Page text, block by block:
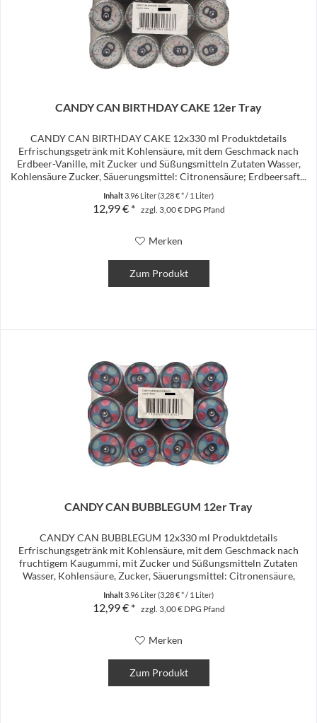
CANDY CAN BIRTHDAY CAKE 12er Tray
CANDY CAN BIRTHDAY CAKE 12x330 ml Produktdetails
Erfrischungsgetränk mit Kohlensäure, mit dem Geschmack nach
Erdbeer-Vanille, mit Zucker und Süßungsmitteln Zutaten Wasser,
Kohlensäure Zucker, Säuerungsmittel: Citronensäure; Erdbeersaft...
Inhalt3.96 Liter(3,28 € * / 1 Liter)
12,99 € * zzgl. 3,00 € DPG Pfand
Merken
Zum Produkt
CANDY CAN BUBBLEGUM 12er Tray
CANDY CAN BUBBLEGUM 12x330 ml Produktdetails
Erfrischungsgetränk mit Kohlensäure, mit dem Geschmack nach
fruchtigem Kaugummi, mit Zucker und Süßungsmitteln Zutaten
Wasser, Kohlensäure, Zucker, Säuerungsmittel: Citronensäure,
Inhalt3.96 Liter(3,28 € * / 1 Liter)
12,99 € * zzgl. 3,00 € DPG Pfand
Merken
Zum Produkt